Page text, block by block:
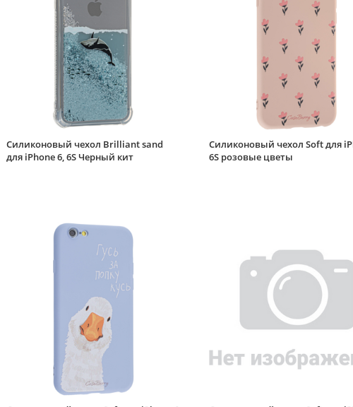
Силиконовый чехол Brilliant sand
для iPhone 6, 6S Черный кит
Силиконовый чехол Soft для
6S розовые цветы